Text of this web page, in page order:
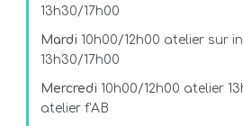
13h30/17h00
Mardi 10h00/12h00 atelier sur
13h30/17h00
Mercredi 10h00/12h00 atelier
atelier f'AB